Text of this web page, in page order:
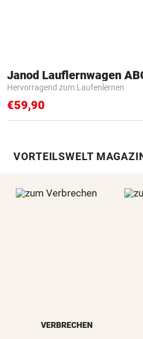
Janod Lauflernwagen
Hervorragend zum Laufenlernen
€59,90
VORTEILSWELT
VERBRECHEN